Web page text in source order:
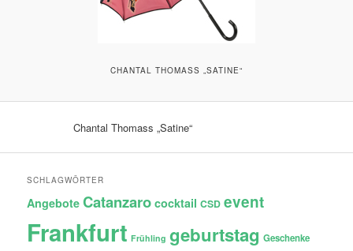
CHANTAL THOMASS „SATINE“
Chantal Thomass „Satine“
SCHLAGWÖRTER
Angebote Catanzaro cocktail CSD event
Frankfurt Frühling geburtstag Geschenke